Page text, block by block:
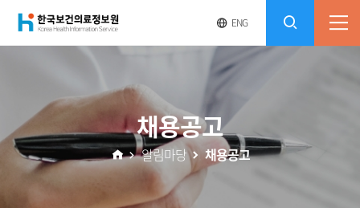
(재)
보
건
ENG영
사
기
전
기
전
체
채용공고
알림마당 채용공고